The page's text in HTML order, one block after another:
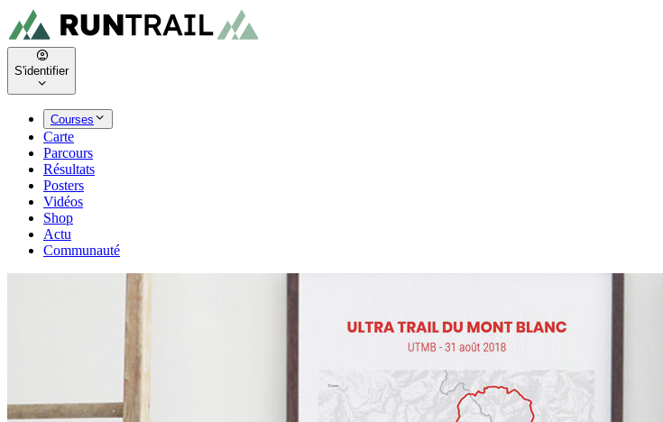
S'identifier
Courses
Carte
Parcours
Résultats
Posters
Vidéos
Shop
Actu
Communauté